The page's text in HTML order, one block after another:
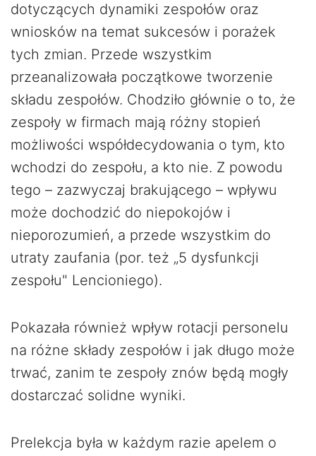
dotyczących dynamiki zespołów oraz
wniosków na temat sukcesów i porażek
tych zmian. Przede wszystkim
przeanalizowała początkowe tworzenie
składu zespołów. Chodziło głównie o to, że
zespoły w firmach mają różny stopień
możliwości współdecydowania o tym, kto
wchodzi do zespołu, a kto nie. Z powodu
tego – zazwyczaj brakującego – wpływu
może dochodzić do niepokojów i
nieporozumień, a przede wszystkim do
utraty zaufania (por. też „5 dysfunkcji
zespołu" Lencioniego).
Pokazała również wpływ rotacji personelu
na różne składy zespołów i jak długo może
trwać, zanim te zespoły znów będą mogły
dostarczać solidne wyniki.
Prelekcja była w każdym razie apelem o